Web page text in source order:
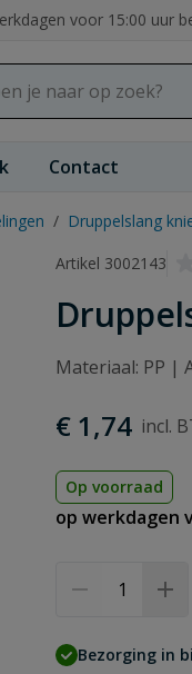
voor 15:00 uur
Contact
/ Druppelslang
Artikel 3002143
Materiaal: PP |
€ 1,74
Op voorraad
op werkdagen
Bezorging in